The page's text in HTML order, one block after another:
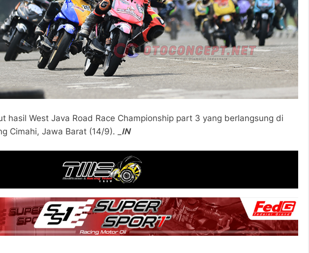
hasil West Java Road Race Championship part 3 yang berlangsung di
Cimahi, Jawa Barat (14/9). _ IN